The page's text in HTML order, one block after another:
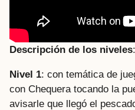
Descripción de los niveles:
Nivel 1: con temática de
con Chequera tocando la
avisarle que llegó el